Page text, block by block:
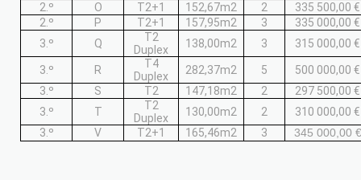
2.º
O T2+1 152,67m2 2
335 500,00 €
2.º
P T2+1 157,95m2 3
335 000,00 €
3.º
Q
T2
Duplex
138,00m2 3 315 000,00 €
3.º R
T4
Duplex
282,37m2 5
500 000,00 €
3.º
S T2 147,18m2 2
297 500,00 €
3.º
T
T2
Duplex
130,00m2 2
310 000,00 €
3.º
V T2+1 165,46m2 3 345 000,00 €